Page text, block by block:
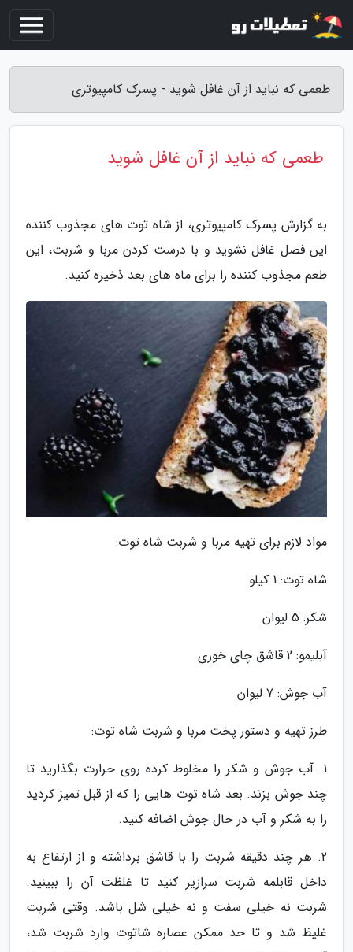
طعمی که نباید از آن غافل شوید - پسرک کامپیوتری
طعمی که نباید از آن غافل شوید
به گزارش پسرک کامپیوتری، از شاه توت های مجذوب کننده
این فصل غافل نشوید و با درست کردن مربا و شربت، این
طعم مجذوب کننده را برای ماه های بعد ذخیره کنید.
مواد لازم برای تهیه مربا و شربت شاه توت:
شاه توت: 1 کیلو
شکر: 5 لیوان
آبلیمو: 2 قاشق چای خوری
آب جوش: 7 لیوان
طرز تهیه و دستور پخت مربا و شربت شاه توت:
1. آب جوش و شکر را مخلوط کرده روی حرارت بگذارید تا
چند جوش بزند. بعد شاه توت هایی را که از قبل تمیز کردید
را به شکر و آب در حال جوش اضافه کنید.
2. هر چند دقیقه شربت را با قاشق برداشته و از ارتفاع به
داخل قابلمه شربت سرازیر کنید تا غلظت آن را ببینید.
شربت نه خیلی سفت و نه خیلی شل باشد. وقتی شربت
غلیظ شد و تا حد ممکن عصاره شاتوت وارد شربت شد،